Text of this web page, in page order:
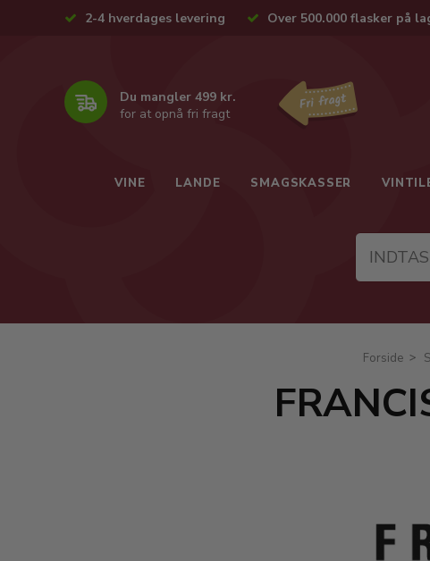
2-4 hverdages levering Over 500.000 flasker på
Du mangler 499 kr.
for at opnå fri fragt
VINE LANDE SMAGSKASSER
Forside